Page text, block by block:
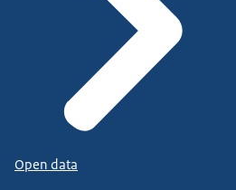
Open data